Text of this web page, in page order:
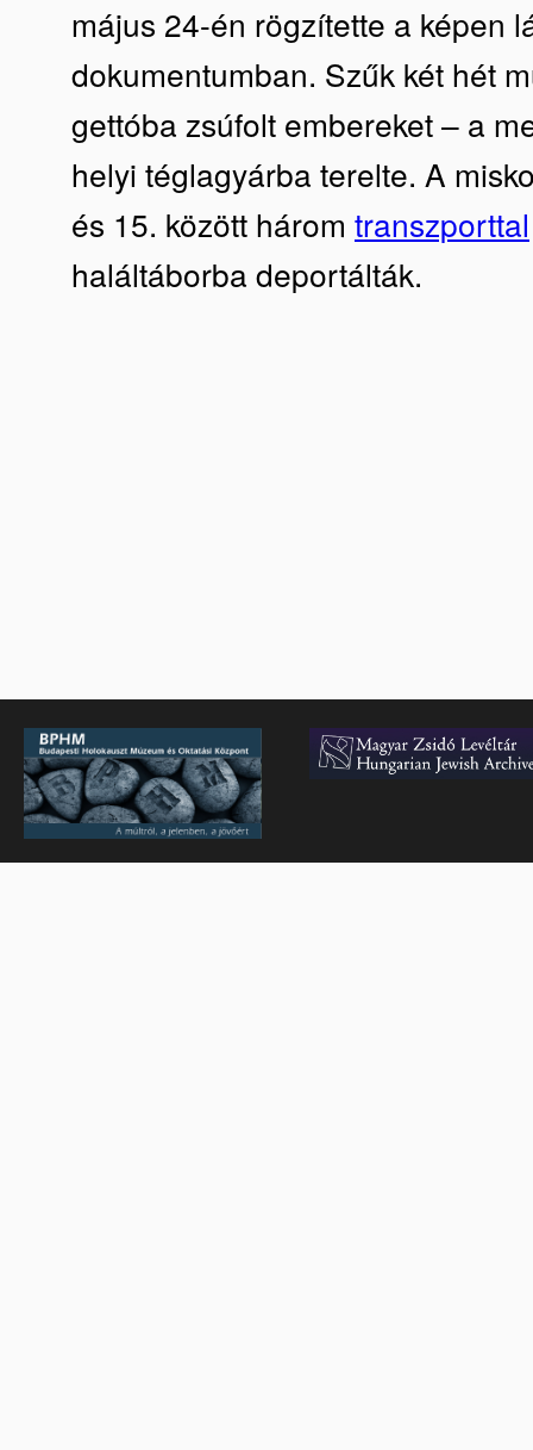
május 24-én rögzítette a képen
dokumentumban. Szűk két hét
gettóba zsúfolt embereket – a
helyi téglagyárba terelte. A
és 15. között három transzporttal
haláltáborba deportálták.